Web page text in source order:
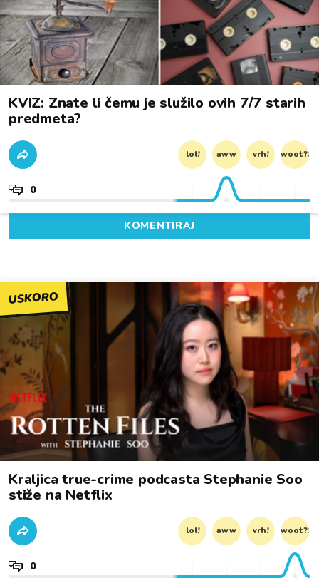
KVIZ: Znate li čemu je služilo ovih 7/7 starih
predmeta?
lol! aww vrh! woot?!
0
KOMENTIRAJ
USKORO
Kraljica true-crime podcasta Stephanie Soo
stiže na Netflix
lol! aww vrh! woot?!
0